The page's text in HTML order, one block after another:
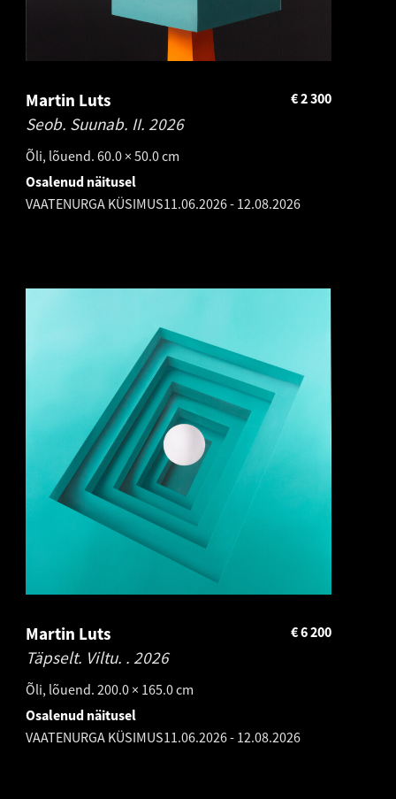
Martin Luts
Seob. Suunab. II. 2026
Õli, lõuend. 60.0 × 50.0 cm
2 300
€
Osalenud näitusel
VAATENURGA KÜSIMUS11.06.2026- 12.08.2026
Martin Luts
Täpselt. Viltu. . 2026
Õli, lõuend. 200.0 × 165.0 cm
6 200
€
Osalenud näitusel
VAATENURGA KÜSIMUS11.06.2026- 12.08.2026